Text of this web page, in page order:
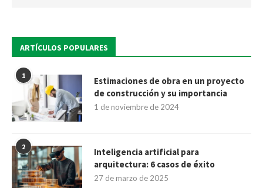
ARTÍCULOS POPULARES
1
Estimaciones de obra en un proyecto
de construcción y su importancia
1 de noviembre de 2024
2
Inteligencia artificial para
arquitectura: 6 casos de éxito
27 de marzo de 2025